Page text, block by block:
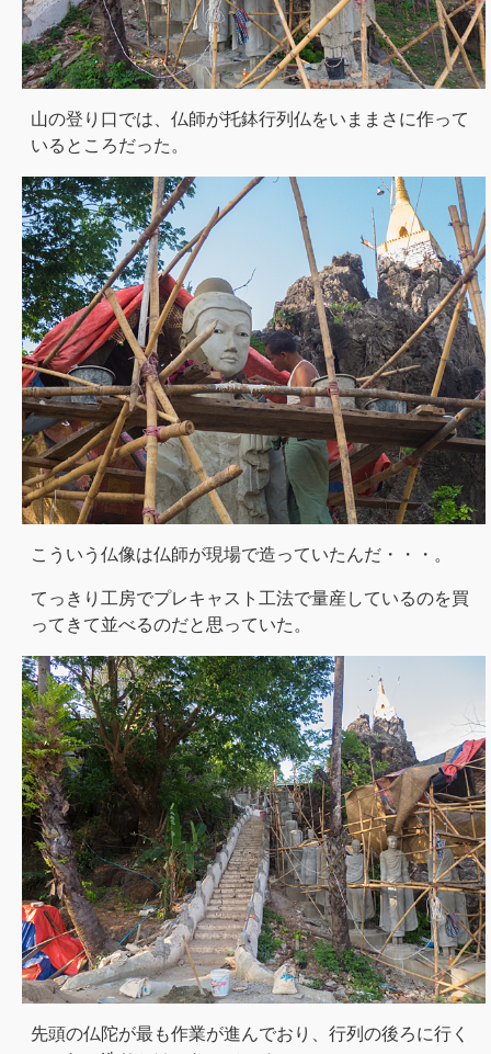
山の登り口では、仏師が托鉢行列仏をいままさに作って
いるところだった。
こういう仏像は仏師が現場で造っていたんだ・・・。
てっきり工房でプレキャスト工法で量産しているのを買
ってきて並べるのだと思っていた。
先頭の仏陀が最も作業が進んでおり、行列の後ろに行く